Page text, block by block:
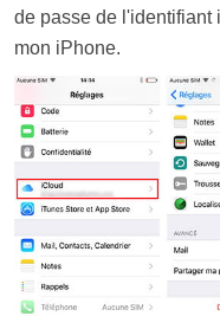
de passe de l'identifiant
mon iPhone.